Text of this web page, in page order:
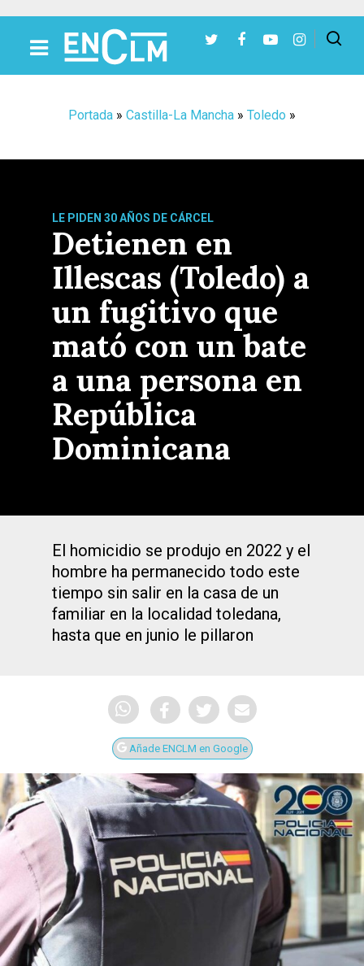
Portada » Castilla-La Mancha » Toledo »
LE PIDEN 30 AÑOS DE CÁRCEL
Detienen en
Illescas (Toledo) a
un fugitivo que
mató con un bate
a una persona en
República
Dominicana
El homicidio se produjo en 2022 y el
hombre ha permanecido todo este
tiempo sin salir en la casa de un
familiar en la localidad toledana,
hasta que en junio le pillaron
Añade ENCLM en Google